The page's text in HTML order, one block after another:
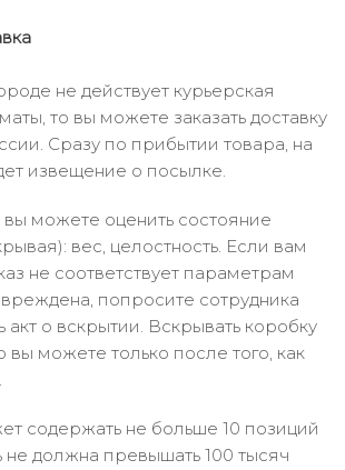
не действует курьерская
то вы можете заказать доставку
Сразу по прибытии товара, на
извещение о посылке.
можете оценить состояние
вес, целостность. Если вам
не соответствует параметрам
попросите сотрудника
акт о вскрытии. Вскрывать коробку
вы можете только после того, как
содержать не больше 10 позиций
не должна превышать 100 тысяч